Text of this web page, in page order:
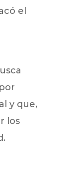
el
y que,
los